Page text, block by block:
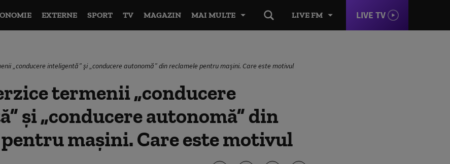
LIVE FM LIVE TV
EXTERNE SPORT TV MAGAZIN MAI MULTE
„conducere inteligentă” şi „conducere autonomă” din reclamele pentru mașini. Care este motivul
termenii „conducere
şi „conducere autonomă” din
mașini. Care este motivul